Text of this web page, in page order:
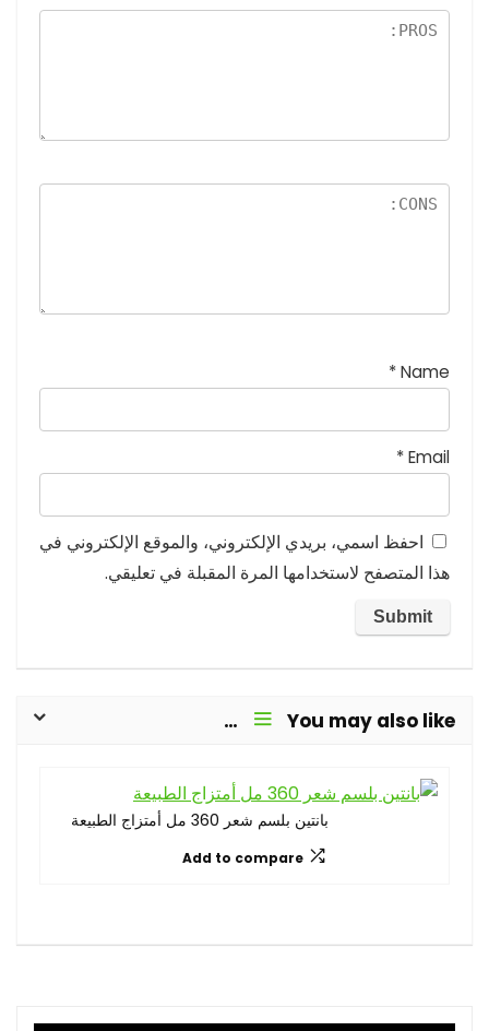
نج
Name
*
Email
*
احفظ اسمي، بريدي الإلكتروني، والموقع الإلكتروني في
هذا المتصفح لاستخدامها المرة المقبلة في تعليقي.
You may also like…
بانتين بلسم شعر 360 مل أمتزاج الطبيعة
Add to compare